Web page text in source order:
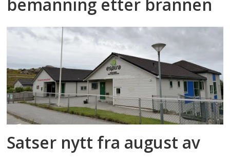
bemanning etter brannen
Satser nytt fra august av